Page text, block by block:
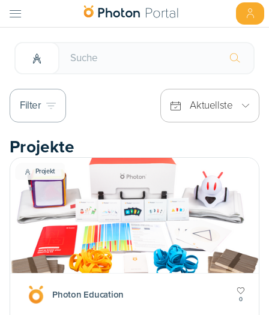
Filter Aktuellste
Projekte
Projekt
Photon Education 0